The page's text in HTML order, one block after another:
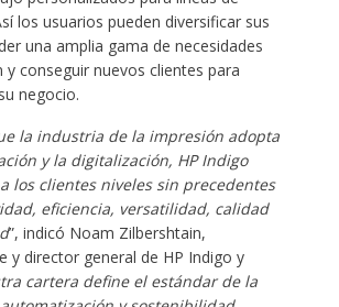
los usuarios pueden diversificar sus
una amplia gama de necesidades
y conseguir nuevos clientes para
negocio.
la industria de la impresión adopta
y la digitalización, HP Indigo
los clientes niveles sin precedentes
eficiencia, versatilidad, calidad
”, indicó Noam Zilbershtain,
y director general de HP Indigo y
cartera define el estándar de la